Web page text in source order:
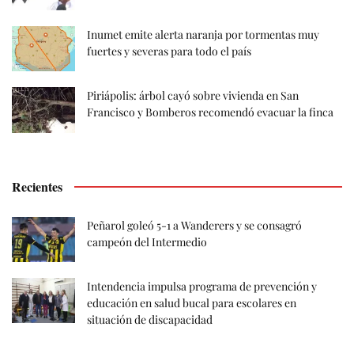
Inumet emite alerta naranja por tormentas muy
fuertes y severas para todo el país
Piriápolis: árbol cayó sobre vivienda en San
Francisco y Bomberos recomendó evacuar la finca
Recientes
Peñarol goleó 5-1 a Wanderers y se consagró
campeón del Intermedio
Intendencia impulsa programa de prevención y
educación en salud bucal para escolares en
situación de discapacidad